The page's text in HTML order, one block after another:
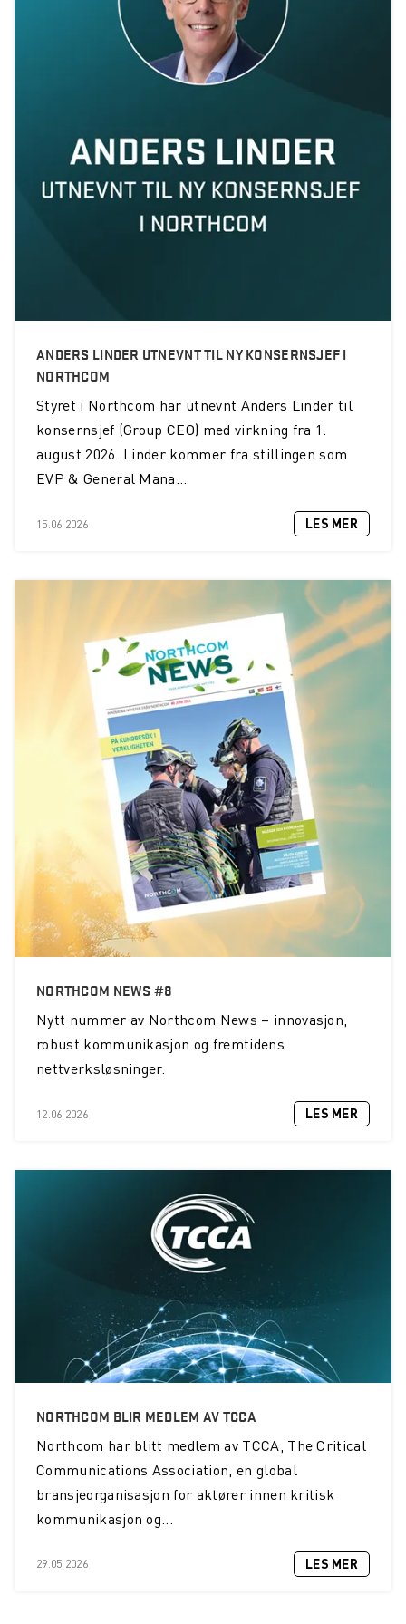
ANDERS LINDER UTNEVNT TIL NY KONSERNSJEF I
NORTHCOM
Styret i Northcom har utnevnt Anders Linder til
konsernsjef (Group CEO) med virkning fra 1.
august 2026. Linder kommer fra stillingen som
EVP & General Mana...
15.06.2026 LES MER
NORTHCOM NEWS #8
Nytt nummer av Northcom News – innovasjon,
robust kommunikasjon og fremtidens
nettverksløsninger.
12.06.2026 LES MER
NORTHCOM BLIR MEDLEM AV TCCA
Northcom har blitt medlem av TCCA, The Critical
Communications Association, en global
bransjeorganisasjon for aktører innen kritisk
kommunikasjon og...
29.05.2026 LES MER